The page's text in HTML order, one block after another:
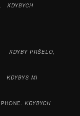
KDYBYCH
KDYBY PRŠELO,
KDYBYS MI
PHONE.KDYBYCH